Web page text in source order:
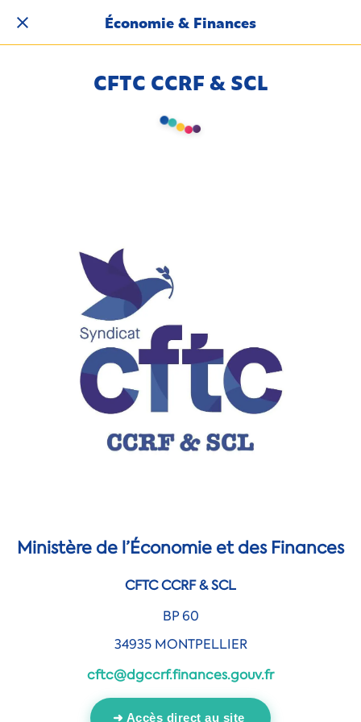
Économie & Finances
CFTC CCRF & SCL
Ministère de l’Économie et des Finances
CFTC CCRF & SCL
BP 60
34935 MONTPELLIER
cftc@dgccrf.finances.gouv.fr
➜ Accès direct au site